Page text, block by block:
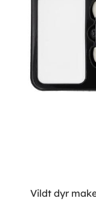
Vildt dyr